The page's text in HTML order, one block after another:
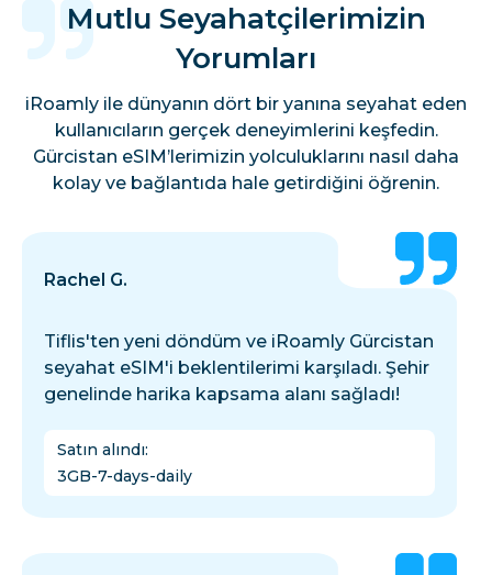
Mutlu Seyahatçilerimizin
Yorumları
iRoamly ile dünyanın dört bir yanına seyahat eden
kullanıcıların gerçek deneyimlerini keşfedin.
Gürcistan eSIM’lerimizin yolculuklarını nasıl daha
kolay ve bağlantıda hale getirdiğini öğrenin.
Rachel G.
Tiflis'ten yeni döndüm ve iRoamly Gürcistan
seyahat eSIM'i beklentilerimi karşıladı. Şehir
genelinde harika kapsama alanı sağladı!
Satın alındı:
3GB-7-days-daily